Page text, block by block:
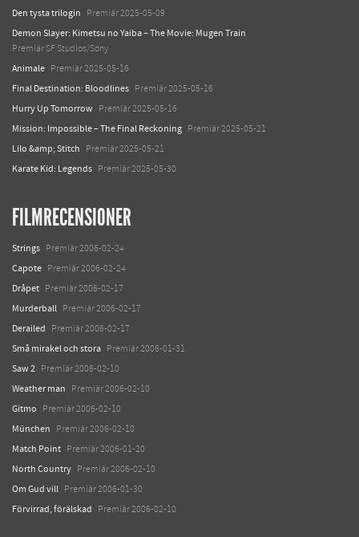
Den tysta trilogin Premiär 2025-05-09
Demon Slayer: Kimetsu no Yaiba – The Movie: Mugen Train
Premiär SF Studios/Sony
Animale Premiär 2025-05-16
Final Destination: Bloodlines Premiär 2025-05-16
Hurry Up Tomorrow Premiär 2025-05-16
Mission: Impossible – The Final Reckoning Premiär 2025-05-21
Lilo &amp; Stitch Premiär 2025-05-21
Karate Kid: Legends Premiär 2025-05-30
FILMRECENSIONER
Strings Premiär 2006-02-24
Capote Premiär 2006-02-24
Dråpet Premiär 2006-02-17
Murderball Premiär 2006-02-17
Derailed Premiär 2006-02-17
Små mirakel och stora Premiär 2006-01-31
Saw 2 Premiär 2006-02-10
Weather man Premiär 2006-02-10
Gitmo Premiär 2006-02-10
München Premiär 2006-02-10
Match Point Premiär 2006-01-20
North Country Premiär 2006-02-10
Om Gud vill Premiär 2006-01-30
Förvirrad, förälskad Premiär 2006-02-10